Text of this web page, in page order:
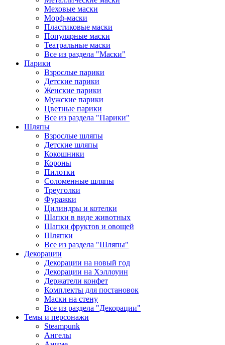
Меховые маски
Морф-маски
Пластиковые маски
Популярные маски
Театральные маски
Все из раздела "Маски"
Парики
Взрослые парики
Детские парики
Женские парики
Мужские парики
Цветные парики
Все из раздела "Парики"
Шляпы
Взрослые шляпы
Детские шляпы
Кокошники
Короны
Пилотки
Соломенные шляпы
Треуголки
Фуражки
Цилиндры и котелки
Шапки в виде животных
Шапки фруктов и овощей
Шляпки
Все из раздела "Шляпы"
Декорации
Декорации на новый год
Декорации на Хэллоуин
Держатели конфет
Комплекты для постановок
Маски на стену
Все из раздела "Декорации"
Темы и персонажи
Steampunk
Ангелы